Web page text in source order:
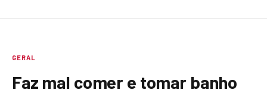
GERAL
Faz mal comer e tomar banho